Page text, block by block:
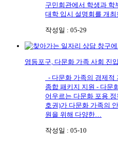
구민회관에서 학생과 학
대학 입시 설명회를 개
작성일 : 05-29
영등포구, 다문화 가족 사회 진
- 다문화 가족의 경제적
종합 패키지 지원 - 다문
어우르는 다문화 포용
호권)가 다문화 가족의
원을 위해 다양한…
작성일 : 05-10